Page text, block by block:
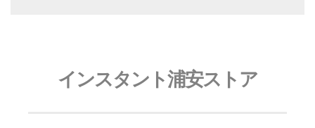
インスタント浦安ストア